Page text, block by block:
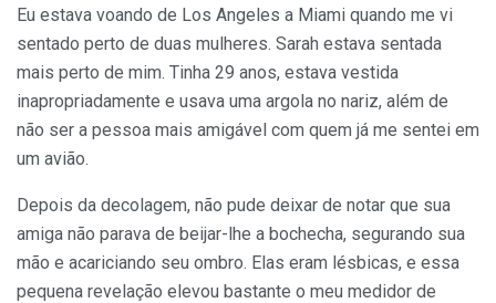
Eu estava voando de Los Angeles a Miami quando me vi
sentado perto de duas mulheres. Sarah estava sentada
mais perto de mim. Tinha 29 anos, estava vestida
inapropriadamente e usava uma argola no nariz, além de
não ser a pessoa mais amigável com quem já me sentei em
um avião.
Depois da decolagem, não pude deixar de notar que sua
amiga não parava de beijar-lhe a bochecha, segurando sua
mão e acariciando seu ombro. Elas eram lésbicas, e essa
pequena revelação elevou bastante o meu medidor de